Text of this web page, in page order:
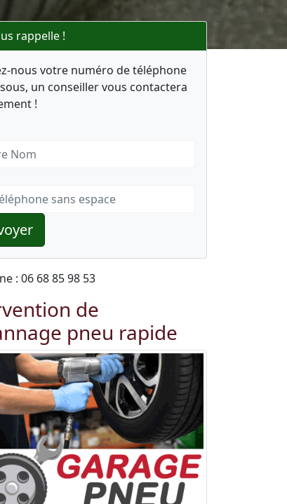
rappelle !
nous votre numéro de téléphone
un conseiller vous contactera
!
: 06 68 85 98 53
de
pneu rapide